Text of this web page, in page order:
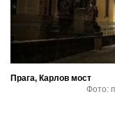
Прага, Карлов мост
Фото: